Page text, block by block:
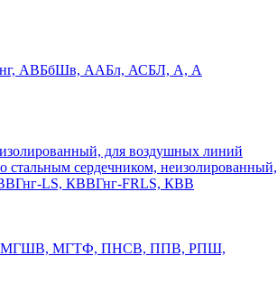
АВБбШв, ААБл, АСБЛ, А, А
для воздушных линий
сердечником,
LS, КВВГнг-FRLS, КВВ
МГТФ, ПНСВ, ППВ, РПШ,